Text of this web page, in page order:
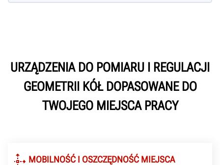
URZĄDZENIA DO POMIARU I REGULACJI
GEOMETRII KÓŁ DOPASOWANE DO
TWOJEGO MIEJSCA PRACY
MOBILNOŚĆ I OSZCZĘDNOŚĆ MIEJSCA